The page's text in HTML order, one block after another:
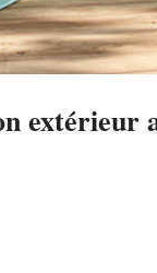
extérieur